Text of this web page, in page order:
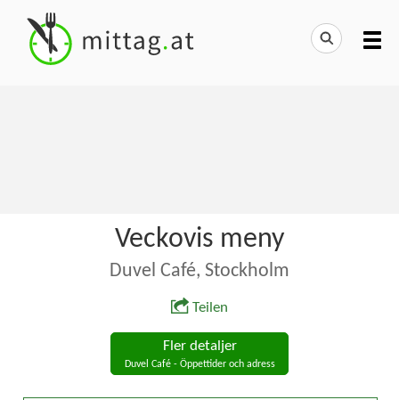
Veckovis meny
Duvel Café, Stockholm
Teilen
Fler detaljer
Duvel Café - Öppettider och adress